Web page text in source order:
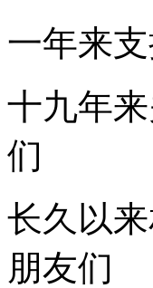
一年来
十九年
们
长久以
朋友们